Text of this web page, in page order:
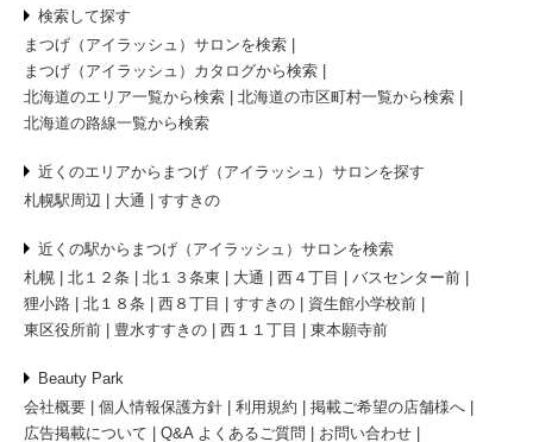
検索して探す
まつげ（アイラッシュ）サロンを検索
まつげ（アイラッシュ）カタログから検索
北海道のエリア一覧から検索
北海道の市区町村一覧から検索
北海道の路線一覧から検索
近くのエリアからまつげ（アイラッシュ）サロンを探す
札幌駅周辺
大通 すすきの
近くの駅からまつげ（アイラッシュ）サロンを検索
札幌
北１２条 北１３条東 大通 西４丁目
バスセンター前
狸小路
北１８条 西８丁目 すすきの
資生館小学校前
東区役所前
豊水すすきの 西１１丁目 東本願寺前
Beauty Park
会社概要
個人情報保護方針 利用規約
掲載ご希望の店舗様へ
広告掲載について
Q&A よくあるご質問 お問い合わせ